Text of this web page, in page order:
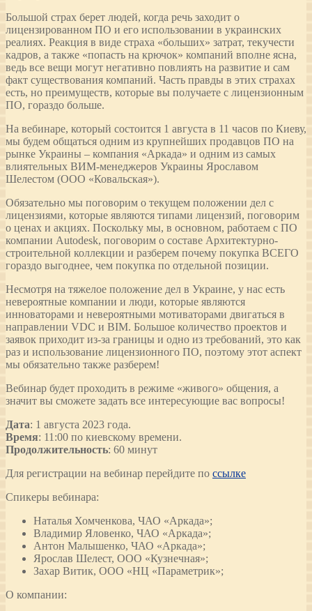
Большой страх берет людей, когда речь заходит о
лицензированном ПО и его использовании в украинских
реалиях. Реакция в виде страха «больших» затрат, текучести
кадров, а также «попасть на крючок» компаний вполне ясна,
ведь все вещи могут негативно повлиять на развитие и сам
факт существования компаний. Часть правды в этих страхах
есть, но преимуществ, которые вы получаете с лицензионным
ПО, гораздо больше.
На вебинаре, который состоится 1 августа в 11 часов по Киеву,
мы будем общаться одним из крупнейших продавцов ПО на
рынке Украины – компания «Аркада» и одним из самых
влиятельных ВИМ-менеджеров Украины Ярославом
Шелестом (ООО «Ковальская»).
Обязательно мы поговорим о текущем положении дел с
лицензиями, которые являются типами лицензий, поговорим
о ценах и акциях. Поскольку мы, в основном, работаем с ПО
компании Autodesk, поговорим о составе Архитектурно-
строительной коллекции и разберем почему покупка ВСЕГО
гораздо выгоднее, чем покупка по отдельной позиции.
Несмотря на тяжелое положение дел в Украине, у нас есть
невероятные компании и люди, которые являются
инноваторами и невероятными мотиваторами двигаться в
направлении VDC и BIM. Большое количество проектов и
заявок приходит из-за границы и одно из требований, это как
раз и использование лицензионного ПО, поэтому этот аспект
мы обязательно также разберем!
Вебинар будет проходить в режиме «живого» общения, а
значит вы сможете задать все интересующие вас вопросы!
Дата: 1 августа 2023 года.
Время: 11:00 по киевскому времени.
Продолжительность: 60 минут
Для регистрации на вебинар перейдите по ссылке
Спикеры вебинара:
Наталья Хомченкова, ЧАО «Аркада»;
Владимир Яловенко, ЧАО «Аркада»;
Антон Малышенко, ЧАО «Аркада»;
Ярослав Шелест, ООО «Кузнечная»;
Захар Витик, ООО «НЦ «Параметрик»;
О компании: